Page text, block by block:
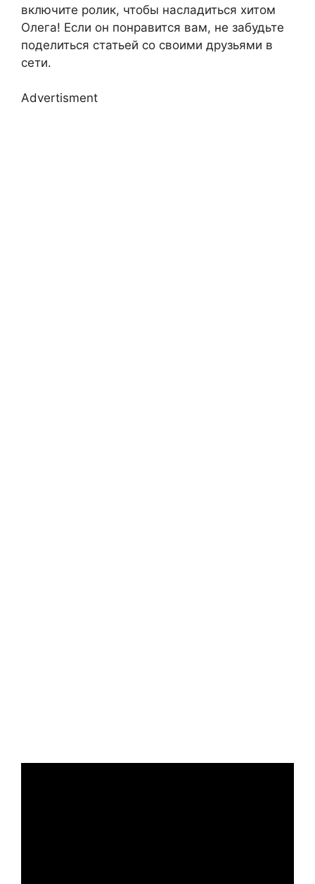
включите ролик, чтобы насладиться хитом
Олега! Если он понравится вам, не забудьте
поделиться статьей со своими друзьями в
сети.
Advertisment